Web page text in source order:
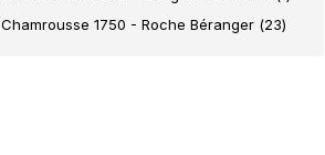
Chamrousse 1750 - Roche Béranger (23)